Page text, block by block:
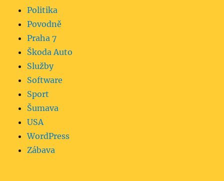
Politika
Povodně
Praha 7
Škoda Auto
Služby
Software
Sport
Šumava
USA
WordPress
Zábava